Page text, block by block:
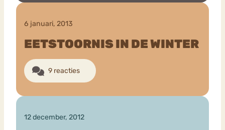
6 januari, 2013
EETSTOORNIS IN DE WINTER
9 reacties
12 december, 2012